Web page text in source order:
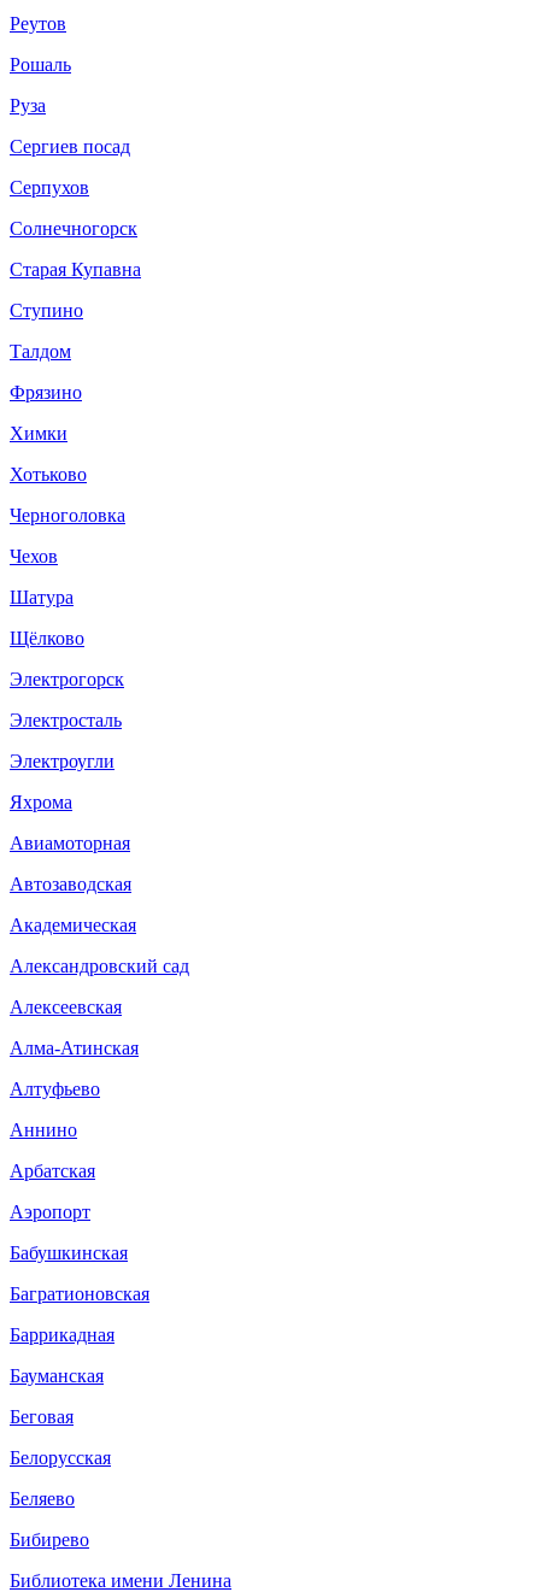
Реутов
Рошаль
Руза
Сергиев посад
Серпухов
Солнечногорск
Старая Купавна
Ступино
Талдом
Фрязино
Химки
Хотьково
Черноголовка
Чехов
Шатура
Щёлково
Электрогорск
Электросталь
Электроугли
Яхрома
Авиамоторная
Автозаводская
Академическая
Александровский сад
Алексеевская
Алма-Атинская
Алтуфьево
Аннино
Арбатская
Аэропорт
Бабушкинская
Багратионовская
Баррикадная
Бауманская
Беговая
Белорусская
Беляево
Бибирево
Библиотека имени Ленина